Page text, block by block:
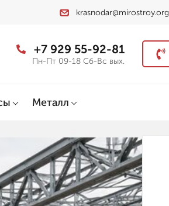
krasnodar@mirostroy.org
+7 929 55-92-81
Пн-Пт 09-18 Сб-Вс вых.
Металл